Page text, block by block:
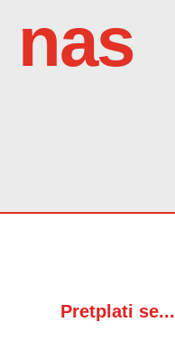
Pretplati se...